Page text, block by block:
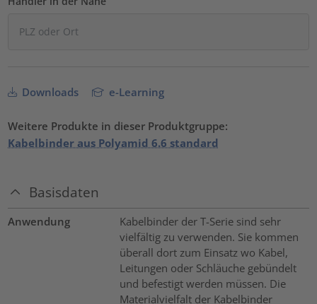
Downloads e-Learning
Weitere Produkte in dieser Produktgruppe:
Kabelbinder aus Polyamid 6.6 standard
Basisdaten
Anwendung
Kabelbinder der T-Serie sind sehr
vielfältig zu verwenden. Sie kommen
überall dort zum Einsatz wo Kabel,
Leitungen oder Schläuche gebündelt
und befestigt werden müssen. Die
Materialvielfalt der Kabelbinder